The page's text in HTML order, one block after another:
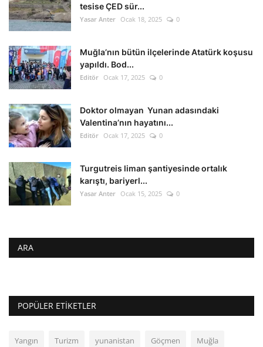
tesise ÇED sür...
Yasar Anter Ocak 18, 2025 0
Muğla’nın bütün ilçelerinde Atatürk koşusu
yapıldı. Bod...
Editör Ocak 17, 2025 0
Doktor olmayan Yunan adasındaki
Valentina’nın hayatını...
Editör Ocak 17, 2025 0
Turgutreis liman şantiyesinde ortalık
karıştı, bariyerl...
Yasar Anter Ocak 15, 2025 0
ARA
POPÜLER ETIKETLER
Yangın Turizm yunanistan Göçmen Muğla